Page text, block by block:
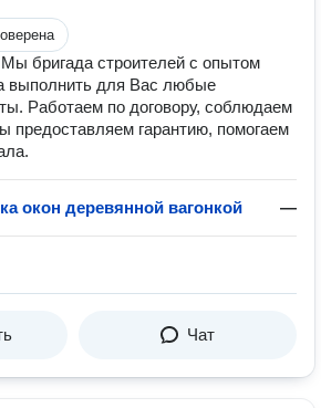
бригада строителей с опытом
выполнить для Вас любые
Работаем по договору, соблюдаем
предоставляем гарантию, помогаем
окон деревянной вагонкой —
Чат